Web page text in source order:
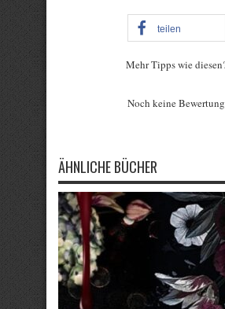
teilen
Mehr Tipps wie
Noch keine Bewertung
ÄHNLICHE BÜCHER